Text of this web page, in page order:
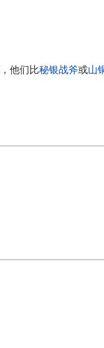
，他们比秘银战斧或山